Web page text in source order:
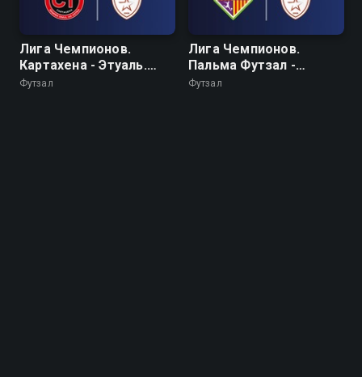
Лига Чемпионов.
Картахена - Этуаль.
Матч за 3 место
Футзал
Лига Чемпионов.
Пальма Футзал -
Этуаль. 1/2 финала
Футзал